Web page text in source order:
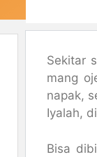
Sekitar
mang
napak,
Iyalah,
Bisa